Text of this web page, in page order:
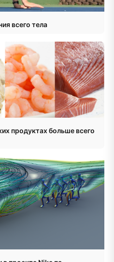
всего тела
продуктах больше всего